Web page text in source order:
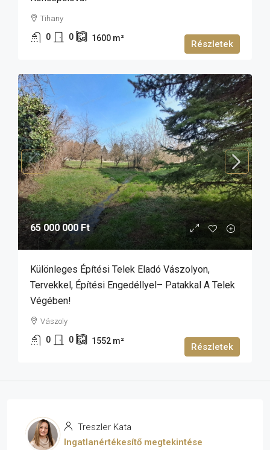
Tihany
0 0 1600 m²
Részletek
65 000 000 Ft
Különleges Építési Telek Eladó Vászolyon,
Tervekkel, Építési Engedéllyel– Patakkal A Telek
Végében!
Vászoly
0 0 1552 m²
Részletek
Treszler Kata
Ingatlanértékesítő megtekintése